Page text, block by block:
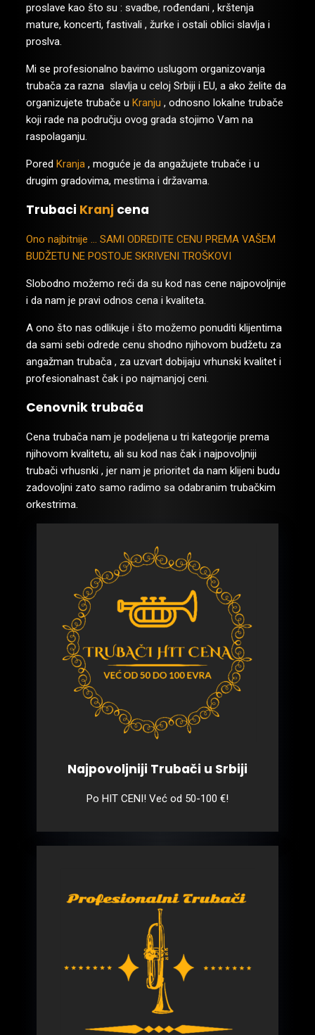
proslave kao što su : svadbe, rođendani , krštenja
mature, koncerti, fastivali , žurke i ostali oblici slavlja i
proslva.
Mi se profesionalno bavimo uslugom organizovanja
trubača za razna slavlja u celoj Srbiji i EU, a ako želite da
organizujete trubače uKranju , odnosno lokalne trubače
koji rade na području ovog grada stojimo Vam na
raspolaganju.
PoredKranja , moguće je da angažujete trubače i u
drugim gradovima, mestima i državama.
Trubaci Kranj cena
Ono najbitnije … SAMI ODREDITE CENU PREMA VAŠEM
BUDŽETU NE POSTOJE SKRIVENI TROŠKOVI
Slobodno možemo reći da su kod nas cene najpovoljnije
i da nam je pravi odnos cena i kvaliteta.
A ono što nas odlikuje i što možemo ponuditi klijentima
da sami sebi odrede cenu shodno njihovom budžetu za
angažman trubača , za uzvart dobijaju vrhunski kvalitet i
profesionalnast čak i po najmanjoj ceni.
Cenovnik trubača
Cena trubača nam je podeljena u tri kategorije prema
njihovom kvalitetu, ali su kod nas čak i najpovoljniji
trubači vrhusnki , jer nam je prioritet da nam klijeni budu
zadovoljni zato samo radimo sa odabranim trubačkim
orkestrima.
Najpovoljniji Trubači u Srbiji
Po HIT CENI! Već od 50-100 €!